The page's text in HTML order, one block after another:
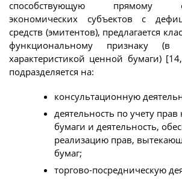
способствующую прямому
экономических субъектов с
средств (эмитентов), предлагается
функциональному признаку (в
характеристикой ценной бумаги)
подразделяется на:
консультационную
деятельность по учету
бумаги и деятельность,
реализацию прав,
бумаг;
торгово-посредническую